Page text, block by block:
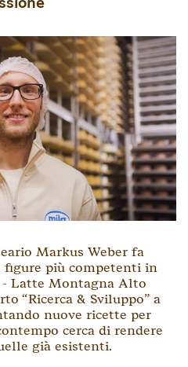
Markus Weber fa
figure più competenti in
Latte Montagna Alto
“Ricerca & Sviluppo” a
nuove ricette per
cerca di rendere
già esistenti.